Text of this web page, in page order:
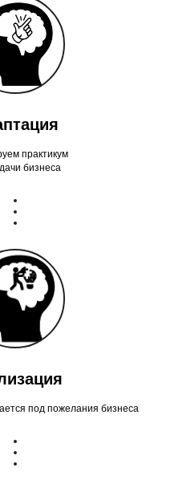
практикум
бизнеса
под пожелания бизнеса